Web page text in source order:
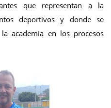
que representan a la
deportivos y donde se
academia en los procesos